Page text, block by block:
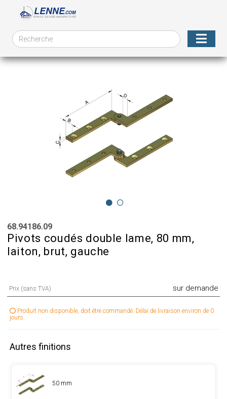
68.94186.09
Pivots coudés double lame, 80 mm,
laiton, brut, gauche
Prix (sans TVA) sur demande
Produit non disponible, doit être commandé. Délai de livraison environ de 0
jours.
Autres finitions
50 mm